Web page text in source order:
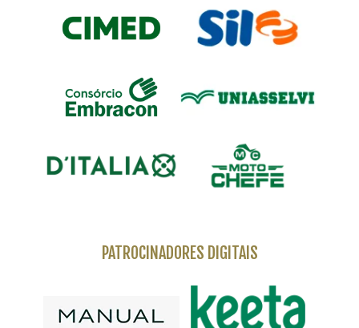
PATROCINADORES DIGITAIS